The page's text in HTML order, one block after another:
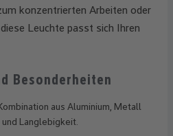
konzentrierten Arbeiten oder
Leuchte passt sich Ihren
Besonderheiten
aus Aluminium, Metall
Langlebigkeit.